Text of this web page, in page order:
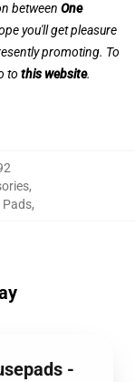
between One
you'll get pleasure
promoting. To
to this website.
,
Pads,
-